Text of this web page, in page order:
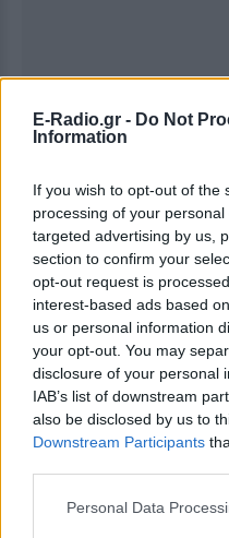
E-Radio.gr - Do Not
Information
If you wish to opt-out of the
processing of your
targeted advertising by us,
section to confirm your
opt-out request is
interest-based ads based
us or personal information
your opt-out. You may
disclosure of your personal
IAB’s list of downstream
also be disclosed by us to
Downstream Participants
Personal Data
Ακολουθήστε το E-
και μάθετε πρώτοι
τα
Διαβάστε
Ομορφιά,Σχέσειςκαι
Pink.gr!